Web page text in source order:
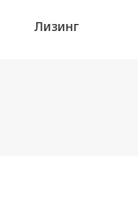
Лизинг